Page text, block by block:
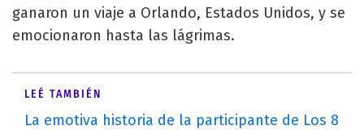
ganaron un viaje a Orlando, Estados Unidos, y se
emocionaron hasta las lágrimas.
LEÉ TAMBIÉN
La emotiva historia de la participante de Los 8